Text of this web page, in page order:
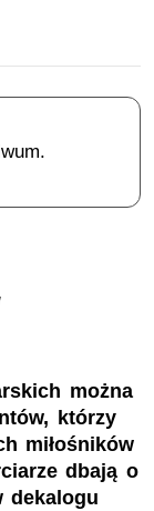
można
którzy
miłośników
dbają o
dekalogu